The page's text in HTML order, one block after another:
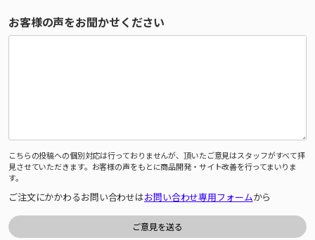
お客様の声をお聞かせください
こちらの投稿への個別対応は行っておりませんが、頂いたご意見はスタッフがすべて拝
見させていただきます。お客様の声をもとに商品開発・サイト改善を行ってまいりま
す。
ご注文にかかわるお問い合わせはお問い合わせ専用フォームから